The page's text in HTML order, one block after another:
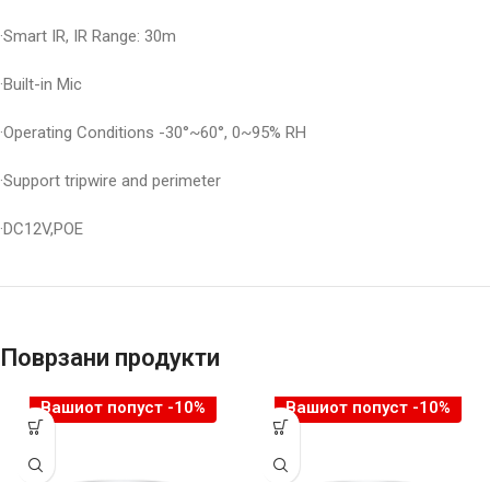
·Smart IR, IR Range: 30m
·Built-in Mic
·Operating Conditions -30°~60°, 0~95% RH
·Support tripwire and perimeter
·DC12V,POE
Поврзани продукти
Вашиот попуст -10% Вашиот попуст -10%